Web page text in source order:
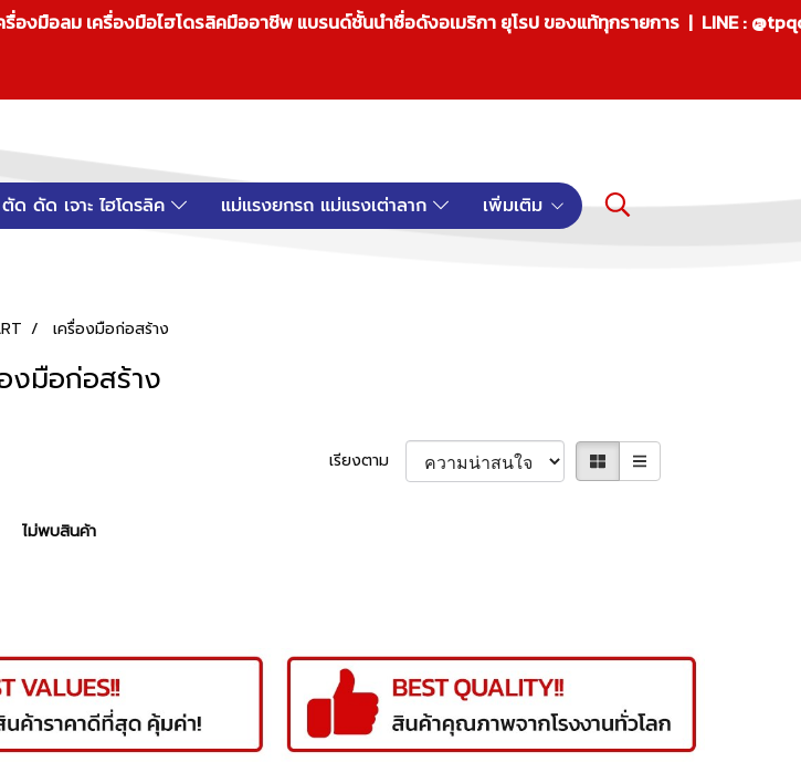
งมือลม เครื่องมือไฮโดรลิคมืออาชีพ แบรนด์ชั้นนำชื่อดังอเมริกา ยุโรป ของแท้ทุกรายการ | LINE :
ด ดัด เจาะ ไฮโดรลิค แม่แรงยกรถ แม่แรงเต่าลาก เพิ่มเติม
เครื่องมือก่อสร้าง
งมือก่อสร้าง
เรียงตาม
ไม่พบสินค้า